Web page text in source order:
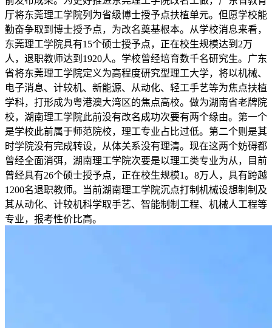
厅将东莞理工学院列为省级博士授予点扶植单元。但愿学校能
勤奋争取到博士授予点，为改名奠基根本。从学校消息来看，
东莞理工学院具有15个硕士授予点，正在校生规模达到2万
人，退职教师达到1920人。学校曾经培育数千名研究生。广东
省将东莞理工学院定义为高程度研究型理工大学，将以机械、
电子消息、计较机、新能源、从动化、轻工手艺等为焦点扶植
学科，打形成为粤港澳大湾区的焦点高校。做为湖南省老牌院
校，湖南理工学院此前没有改名成功次要有两个缘由。第一个
是学校此前属于师范院校，理工专业占比过低。第二个则是其
时学院没有完成转设，从体关系没有理清。现在这两个妨碍都
曾经全面消弭，湖南理工学院次要是以理工类专业为从，目前
曾经具有26个硕士授予点，正在校生规模1。8万人，具有跨越
1200名退职教师。当前湖南理工学院沉点打制机械设想制制及
其从动化、计较机科学取手艺、智能制制工程、机械人工程等
专业，报考性价比高。